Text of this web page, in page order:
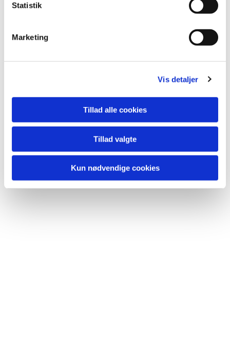
Statistik
Marketing
Vis detaljer
Tillad alle cookies
Tillad valgte
Kun nødvendige cookies
Du vil måske også kunne
lide...